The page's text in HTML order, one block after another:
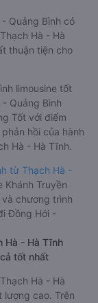
Quảng Bình có
Hà - Hà
thuận tiện cho
limousine tốt
Quảng Bình
Tốt với điểm
hồi của hành
Hà - Hà Tĩnh.
từ Thạch Hà -
Khánh Truyền
chương trình
Đồng Hới -
Hà - Hà Tĩnh
tốt nhất
Hà - Hà
lượng cao. Trên